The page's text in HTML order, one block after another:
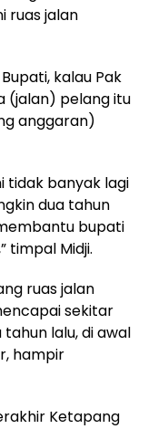
ruas jalan
kalau Pak
(jalan) pelang itu
anggaran)
tidak banyak lagi
dua tahun
bupati
timpal Midji.
ruas jalan
sekitar
lalu, di awal
hampir
Ketapang